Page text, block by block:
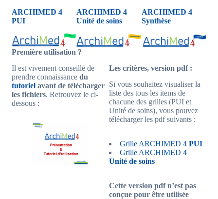
ARCHIMED 4
PUI
ARCHIMED 4
Unité de soins
ARCHIMED 4
Synthèse
Première utilisation ?
Il est vivement conseillé de
prendre connaissance du
tutoriel avant de télécharger
les fichiers. Retrouvez le ci-
dessous :
Les critères, version pdf :
Si vous souhaitez visualiser la
liste des tous les items de
chacune des grilles (PUI et
Unité de soins), vous pouvez
télécharger les pdf suivants :
Grille ARCHIMED 4 PUI
Grille ARCHIMED 4
Unité de soins
Cette version pdf n’est pas
conçue pour être utilisée